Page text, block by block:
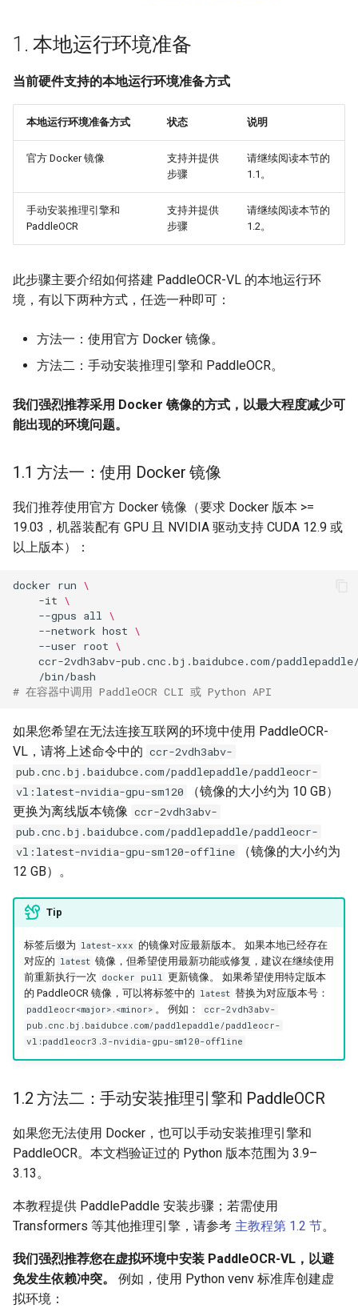
1. 本地运行环境准备
当前硬件支持的本地运行环境准备方式
本地运行环境准备方式 状态 说明
官方 Docker 镜像
支持并提供
步骤
请继续阅读本节的
1.1。
手动安装推理引擎和
PaddleOCR
支持并提供
步骤
请继续阅读本节的
1.2。
此步骤主要介绍如何搭建 PaddleOCR-VL 的本地运行环
境，有以下两种方式，任选一种即可：
方法一：使用官方 Docker 镜像。
方法二：手动安装推理引擎和 PaddleOCR。
我们强烈推荐采用 Docker 镜像的方式，以最大程度减少可
能出现的环境问题。
1.1 方法一：使用 Docker 镜像
我们推荐使用官方 Docker 镜像（要求 Docker 版本 >=
19.03，机器装配有 GPU 且 NVIDIA 驱动支持 CUDA 12.9 或
以上版本）：
docker run \
-it \
--gpus all \
--network host \
--user root \
ccr-2vdh3abv-pub.cnc.bj.baidubce.com/
# 在容器中调用 PaddleOCR CLI 或 Python API
如果您希望在无法连接互联网的环境中使用 PaddleOCR-
VL，请将上述命令中的 ccr-2vdh3abv-
pub.cnc.bj.baidubce.com/paddlepaddle/paddleocr-
vl:latest-nvidia-gpu-sm120
（镜像的大小约为 10 GB）
更换为离线版本镜像 ccr-2vdh3abv-
pub.cnc.bj.baidubce.com/paddlepaddle/paddleocr-
vl:latest-nvidia-gpu-sm120-offline
（镜像的大小约为
12 GB）。
Tip
标签后缀为 latest-xxx 的镜像对应最新版本。 如果本地已经存在
对应的 latest 镜像，但希望使用最新功能或修复，建议在继续使用
前重新执行一次 docker pull 更新镜像。 如果希望使用特定版本
的 PaddleOCR 镜像，可以将标签中的 latest 替换为对应版本号：
paddleocr<major>.<minor> 。 例如：
ccr-2vdh3abv-
pub.cnc.bj.baidubce.com/paddlepaddle/paddleocr-
vl:paddleocr3.3-nvidia-gpu-sm120-offline
1.2 方法二：手动安装推理引擎和 PaddleOCR
如果您无法使用 Docker，也可以手动安装推理引擎和
PaddleOCR。本文档验证过的 Python 版本范围为 3.9–
3.13。
本教程提供 PaddlePaddle 安装步骤；若需使用
Transformers 等其他推理引擎，请参考 主教程第 1.2 节。
我们强烈推荐您在虚拟环境中安装 PaddleOCR-VL，以避
免发生依赖冲突。
例如，使用 Python venv 标准库创建虚
拟环境：